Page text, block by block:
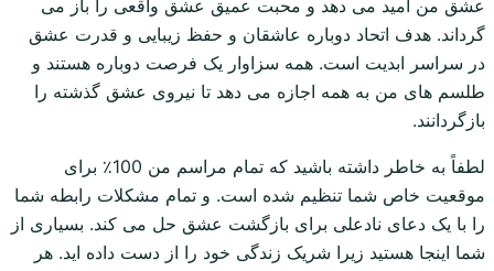
عشق من امید می دهد و محبت عمیق عشق واقعی را باز می
گرداند. هدف اتحاد دوباره عاشقان و حفظ زیبایی و قدرت عشق
در سراسر ابدیت است. همه سزاوار یک فرصت دوباره هستند و
طلسم های من به همه اجازه می دهد تا نیروی عشق گذشته را
بازگردانند.
لطفاً به خاطر داشته باشید که تمام مراسم من 100٪ برای
موقعیت خاص شما تنظیم شده است. و تمام مشکلات رابطه شما
را با یک دعای نادعلی برای بازگشت عشق حل می کند. بسیاری از
شما اینجا هستید زیرا شریک زندگی خود را از دست داده اید. هر